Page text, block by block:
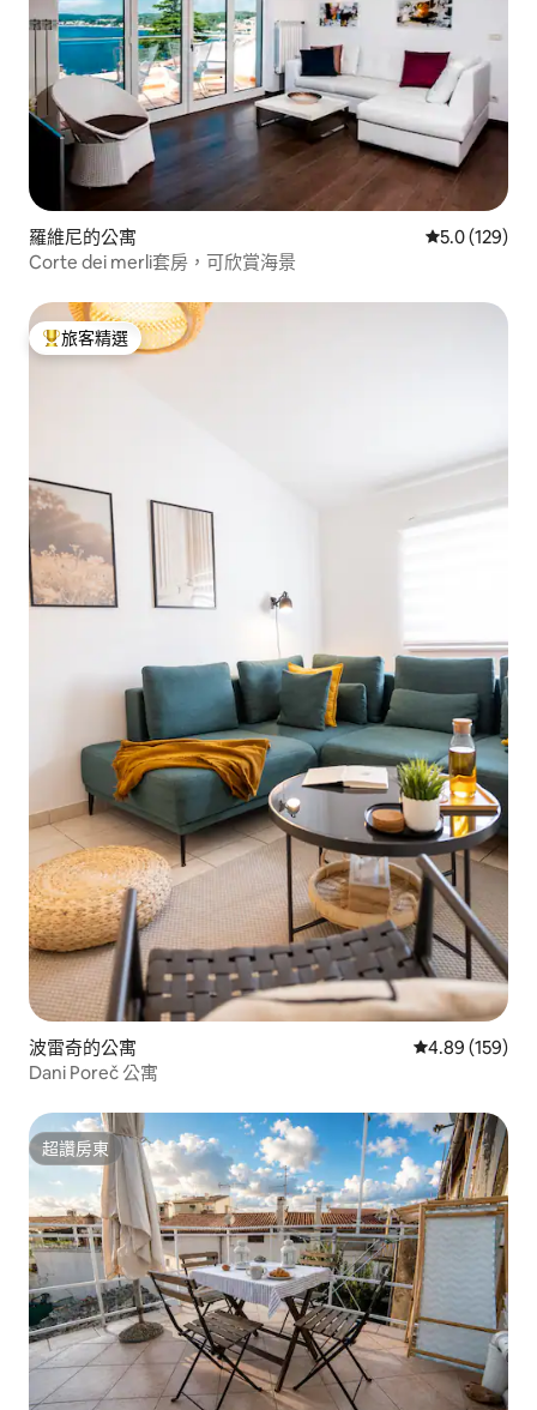
羅維尼的公寓 從 129 則評
5.0 (129)
Corte dei merli套房，可欣賞海景
旅客精選榜首
旅客精選
波雷奇的公寓 從 159 則評價
4.89 (159)
Dani Poreč 公寓
超讚房東
超讚房東